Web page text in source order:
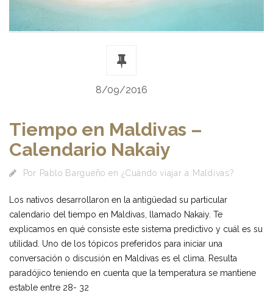
8/09/2016
Tiempo en Maldivas –
Calendario Nakaiy
Por Pablo Bargueño en ¿Cuándo viajar a Maldivas?
Los nativos desarrollaron en la antigüedad su particular
calendario del tiempo en Maldivas, llamado Nakaiy. Te
explicamos en qué consiste este sistema predictivo y cuál es su
utilidad. Uno de los tópicos preferidos para iniciar una
conversación o discusión en Maldivas es el clima. Resulta
paradójico teniendo en cuenta que la temperatura se mantiene
estable entre 28- 32